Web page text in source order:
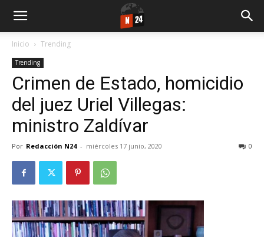
Inicio Trending
Trending
Crimen de Estado, homicidio
del juez Uriel Villegas:
ministro Zaldívar
Por Redacción N24 - miércoles 17 junio, 2020 0